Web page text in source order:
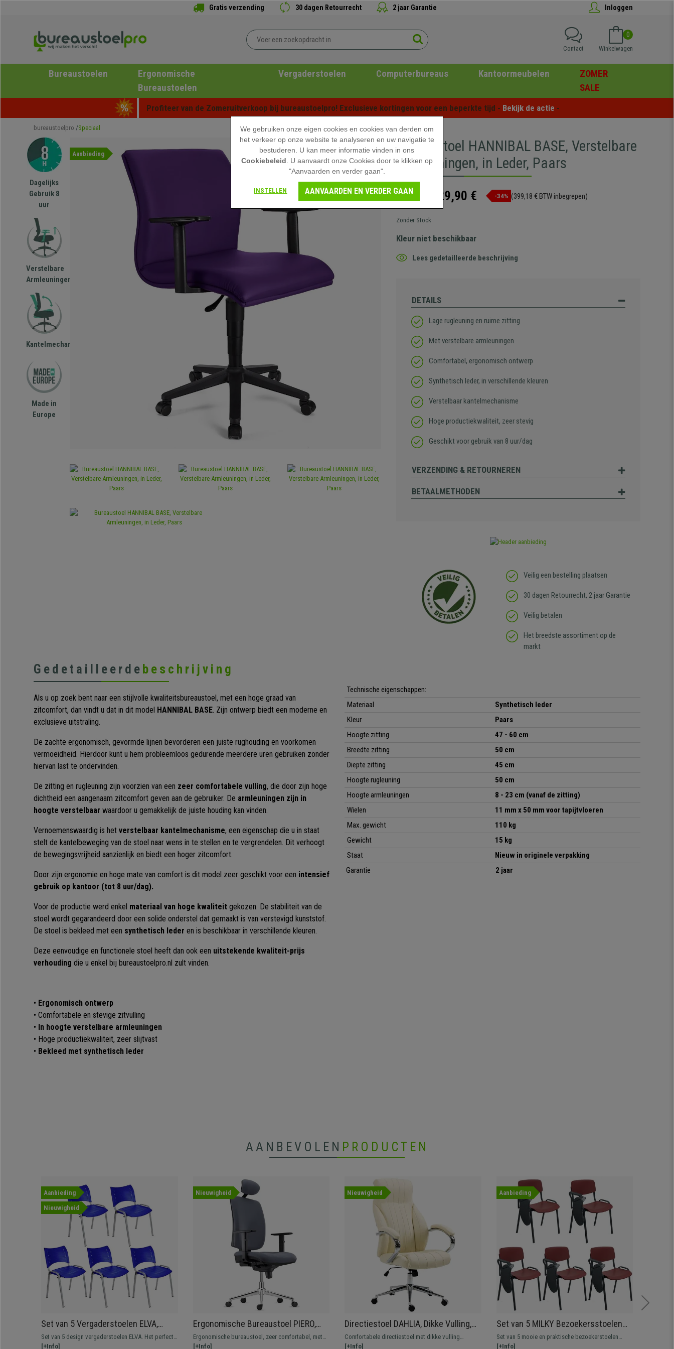
Gratis verzending 30 dagen Retourrecht 2 jaar Garantie Inloggen
0
Winkelwagen
Contact
Bureaustoelen
Ergonomische
Bureaustoelen
Vergaderstoelen Computerbureaus Kantoormeubelen
ZOMER
SALE
Profiteer van de Zomeruitverkoop bij bureaustoelpro! Exclusieve kortingen voor een beperkte tijd - Bekijk de actie -
bureaustoelpro Speciaal
Dagelijks
Gebruik 8
uur
Verstelbare
Armleuningen
Kantelmechanisme
Made in
Europe
Aanbieding
Bureaustoel HANNIBAL BASE, Verstelbare
Armleuningen, in Leder, Paars
499,90 € 329,90 € -34% (399,18 € BTW inbegrepen)
Zonder Stock
Kleur niet beschikbaar
Lees gedetailleerde beschrijving
DETAILS
Lage rugleuning en ruime zitting
Met verstelbare armleuningen
Comfortabel, ergonomisch ontwerp
Synthetisch leder, in verschillende kleuren
Verstelbaar kantelmechanisme
Hoge productiekwaliteit, zeer stevig
Geschikt voor gebruik van 8 uur/dag
VERZENDING & RETOURNEREN
BETAALMETHODEN
Veilig een bestelling plaatsen
30 dagen Retourrecht, 2 jaar Garantie
Veilig betalen
Het breedste assortiment op de
markt
Gedetailleerde beschrijving
Als u op zoek bent naar een stijlvolle kwaliteitsbureaustoel, met een hoge graad van
zitcomfort, dan vindt u dat in dit model HANNIBAL BASE. Zijn ontwerp biedt een moderne en
exclusieve uitstraling.
De zachte ergonomisch, gevormde lijnen bevorderen een juiste rughouding en voorkomen
vermoeidheid. Hierdoor kunt u hem probleemloos gedurende meerdere uren gebruiken zonder
hiervan last te ondervinden.
De zitting en rugleuning zijn voorzien van een zeer comfortabele vulling, die door zijn hoge
dichtheid een aangenaam zitcomfort geven aan de gebruiker. De armleuningen zijn in
hoogte verstelbaar waardoor u gemakkelijk de juiste houding kan vinden.
Vernoemenswaardig is het verstelbaar kantelmechanisme, een eigenschap die u in staat
stelt de kantelbeweging van de stoel naar wens in te stellen en te vergrendelen. Dit verhoogt
de bewegingsvrijheid aanzienlijk en biedt een hoger zitcomfort.
Door zijn ergonomie en hoge mate van comfort is dit model zeer geschikt voor een intensief
gebruik op kantoor (tot 8 uur/dag).
Voor de productie werd enkel materiaal van hoge kwaliteit gekozen. De stabiliteit van de
stoel wordt gegarandeerd door een solide onderstel dat gemaakt is van verstevigd kunststof.
De stoel is bekleed met een synthetisch leder en is beschikbaar in verschillende kleuren.
Deze eenvoudige en functionele stoel heeft dan ook een uitstekende kwaliteit-prijs
verhouding die u enkel bij bureaustoelpro.nl zult vinden.
• Ergonomisch ontwerp
• Comfortabele en stevige zitvulling
• In hoogte verstelbare armleuningen
• Hoge productiekwaliteit, zeer slijtvast
• Bekleed met synthetisch leder
Technische eigenschappen:
Materiaal
Synthetisch leder
Kleur
Paars
Hoogte zitting
47 - 60 cm
Breedte zitting
50 cm
Diepte zitting
45 cm
Hoogte rugleuning
50 cm
Hoogte armleuningen
8 - 23 cm (vanaf de zitting)
Wielen
11 mm x 50 mm voor tapijtvloeren
Max. gewicht
110 kg
Gewicht
15 kg
Staat
Nieuw in originele verpakking
Garantie
2 jaar
AANBEVOLEN PRODUCTEN
Aanbieding
Nieuwigheid
Set van 5 Vergaderstoelen ELVA,
Stapelbaar en Praktisch, Hoge
Kwaliteit, Kleur Blauw en Grijze Poten
Set van 5 design vergaderstoelen ELVA. Het perfecte
model voor wie op zoek is naar stevigheid, comfort
[+Info]
Nieuwigheid
Ergonomische Bureaustoel PIERO,
Met Metalen Onderstel, In Grijze Stof,
Hoofdsteun en Verstelbare
Ergonomische bureaustoel, zeer comfortabel, met
dikke vulling en verstelbare armleuningen. Maximaal
[+Info]
Nieuwigheid
Directiestoel DAHLIA, Dikke Vulling,
Metalen Onderstel, Bekleed met
Beige Echt Leder
Comfortabele directiestoel met dikke vulling
bekleed met echt leder. Beschikt over een
[+Info]
Aanbieding
Set van 5 MILKY Bezoekersstoelen
MET TABLET, Elegant en Veelzijdig,
Stapelbaar, Zwarte Poten, Aubergine
Set van 5 mooie en praktische bezoekerstoelen
Milky, een typische bezoekersstoel om in
[+Info]
We gebruiken onze eigen cookies en cookies van derden om
het verkeer op onze website te analyseren en uw navigatie te
bestuderen. U kan meer informatie vinden in ons
Cookiebeleid . U aanvaardt onze Cookies door te klikken op
"Aanvaarden en verder gaan".
INSTELLEN AANVAARDEN EN VERDER GAAN